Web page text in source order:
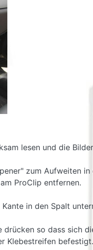
lesen und die
zum Aufweiten
ProClip entfernen.
in den Spalt
so dass sich
Klebestreifen